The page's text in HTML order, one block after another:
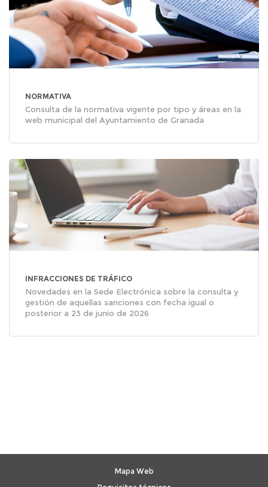
NORMATIVA
Consulta de la normativa vigente por tipo y áreas en la
web municipal del Ayuntamiento de Granada
INFRACCIONES DE TRÁFICO
Novedades en la Sede Electrónica sobre la consulta y
gestión de aquellas sanciones con fecha igual o
posterior a 23 de junio de 2026
Mapa Web